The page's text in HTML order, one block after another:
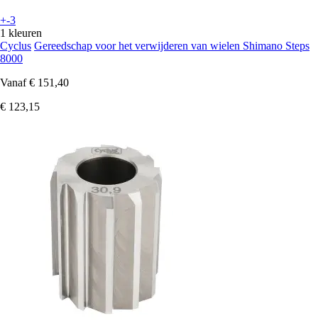
+-3
1 kleuren
Cyclus Gereedschap voor het verwijderen van wielen Shimano Steps
8000
Vanaf € 151,40
€ 123,15